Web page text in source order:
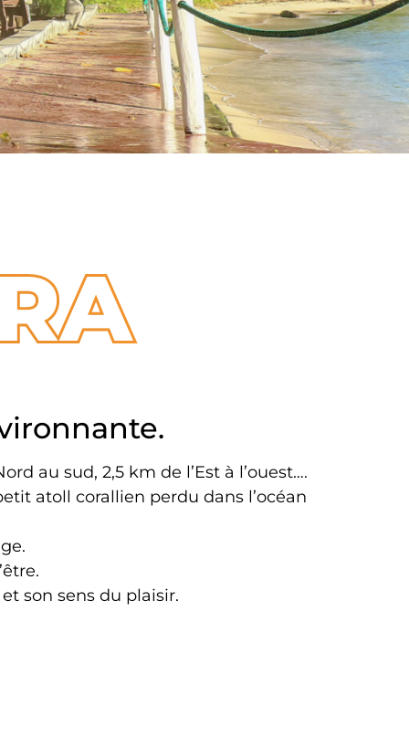
au sud, 2,5 km de l’Est à l’ouest….
atoll corallien perdu dans l’océan
son sens du plaisir.